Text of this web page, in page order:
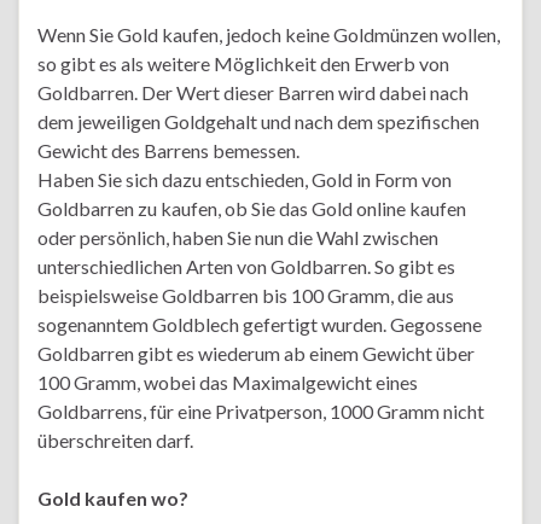
Wenn Sie Gold kaufen, jedoch keine Goldmünzen wollen,
so gibt es als weitere Möglichkeit den Erwerb von
Goldbarren. Der Wert dieser Barren wird dabei nach
dem jeweiligen Goldgehalt und nach dem spezifischen
Gewicht des Barrens bemessen.
Haben Sie sich dazu entschieden, Gold in Form von
Goldbarren zu kaufen, ob Sie das Gold online kaufen
oder persönlich, haben Sie nun die Wahl zwischen
unterschiedlichen Arten von Goldbarren. So gibt es
beispielsweise Goldbarren bis 100 Gramm, die aus
sogenanntem Goldblech gefertigt wurden. Gegossene
Goldbarren gibt es wiederum ab einem Gewicht über
100 Gramm, wobei das Maximalgewicht eines
Goldbarrens, für eine Privatperson, 1000 Gramm nicht
überschreiten darf.
Gold kaufen wo?